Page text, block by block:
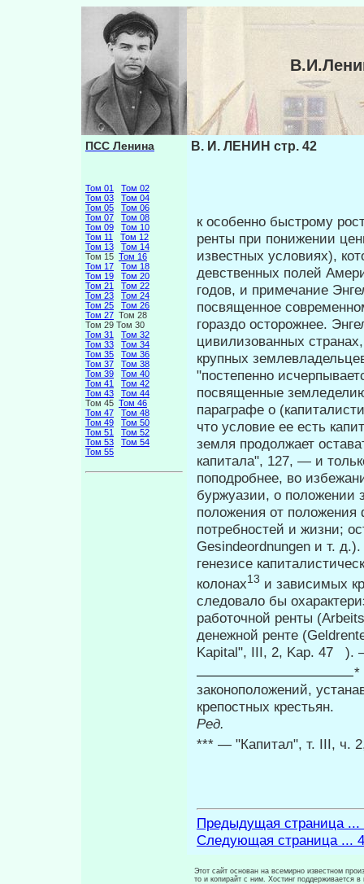
ПСС Ленина
Том 01
Том 02
Том 03
Том 04
Том 05
Том 06
Том 07
Том 08
Том 09
Том 10
Том 11
Том 12
Том 13
Том 14
Том 15 Том 16
Том 17
Том 18
Том 19
Том 20
Том 21
Том 22
Том 23
Том 24
Том 25
Том 26
Том 27 Том 28
Том 29 Том 30
Том 31
Том 32
Том 33
Том 34
Том 35
Том 36
Том 37
Том 38
Том 39
Том 40
Том 41
Том 42
Том 43
Том 44
Том 45 Том 46
Том 47
Том 48
Том 49
Том 50
Том 51
Том 52
Том 53
Том 54
Том 55
В. И. ЛЕНИН стр. 42
к особенно быстрому
ренты при понижении
известных условиях),
девственных полей
годов, и примечание
посвященное
гораздо осторожнее.
цивилизованных
крупных
"посте­пенно
посвященные
параграфе о
что условие ее есть
земля продолжает
капитала", 127, — и
поподробнее, во
буржуазии, о положении
положе­ния от
потребностей и жизни;
Gesindeordnungen и т.
генезисе
колонах13 и зависимых
следовало бы
работочной ренты
денежной ренте
Kapital", III, 2, Kap. 47 ).
*
законоположений,
крепостных крестьян.
Ред.
*** — "Капитал", т. III, ч.
Предыдущая страница ...
Следующая страница ...
Этот сайт основан на всемирно известном
то и копирайт с ним. Хостинг поддерживается